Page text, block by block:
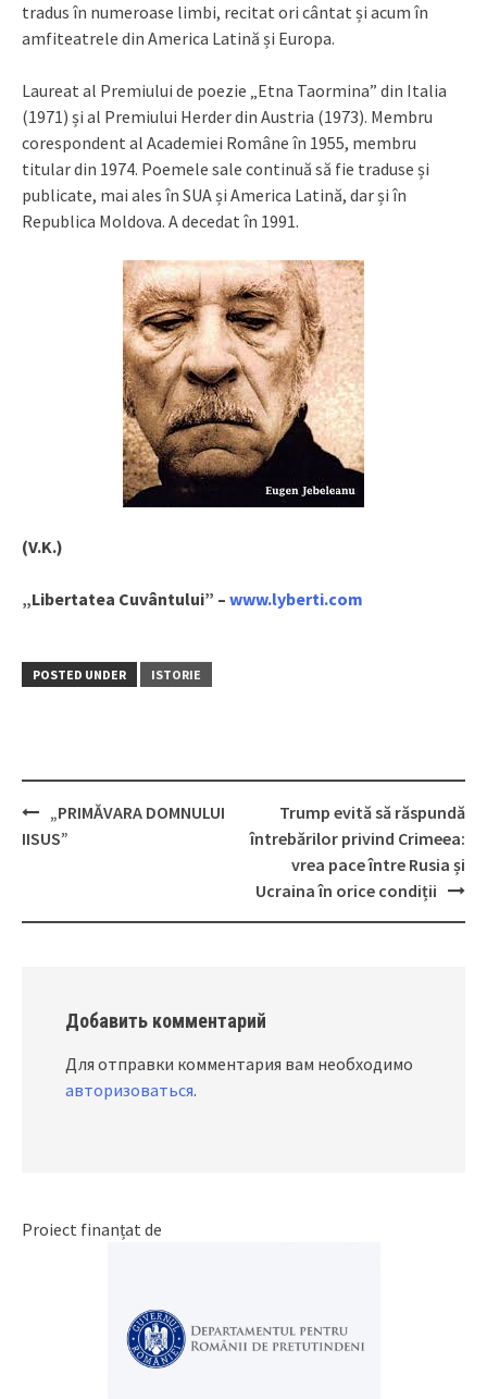
tradus în numeroase limbi, recitat ori cântat și acum în
amfiteatrele din America Latină și Europa.
Laureat al Premiului de poezie „Etna Taormina” din Italia
(1971) și al Premiului Herder din Austria (1973). Membru
corespondent al Academiei Române în 1955, membru
titular din 1974. Poemele sale continuă să fie traduse și
publicate, mai ales în SUA și America Latină, dar și în
Republica Moldova. A decedat în 1991.
(V.K.)
„Libertatea Cuvântului” – www.lyberti.com
POSTED UNDER ISTORIE
Post
„PRIMĂVARA DOMNULUI
IISUS”
Trump evită să răspundă
întrebărilor privind Crimeea:
vrea pace între Rusia și
Ucraina în orice condiții
Добавить комментарий
Для отправки комментария вам необходимо
авторизоваться.
Proiect finanțat de